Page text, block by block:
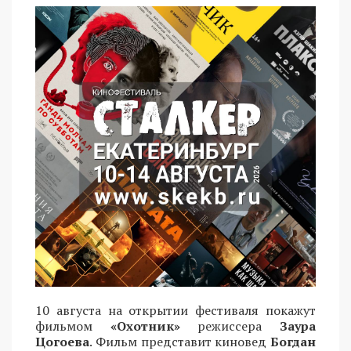
10 августа на открытии фестиваля покажут
фильмом «Охотник»режиссера Заура
Цогоева. Фильм представит киновед Богдан